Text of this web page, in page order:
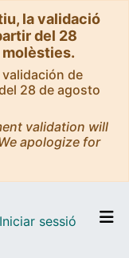
la validació
del 28
de
28 de agosto
validation will
apologize for
Iniciar sessió (current)